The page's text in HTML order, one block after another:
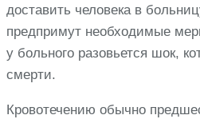
доставить человека в
предпримут необходимые
у больного разовьется шок,
смерти.
Кровотечению обычно